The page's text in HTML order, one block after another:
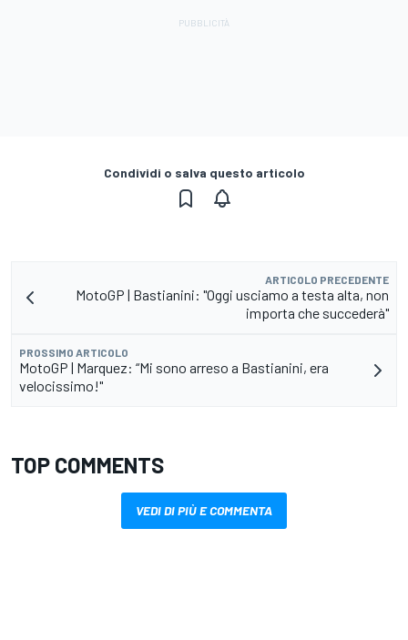
Condividi o salva questo articolo
ARTICOLO PRECEDENTE
MotoGP | Bastianini: "Oggi usciamo a testa alta, non
importa che succederà"
PROSSIMO ARTICOLO
MotoGP | Marquez: “Mi sono arreso a Bastianini, era
velocissimo!"
TOP COMMENTS
VEDI DI PIÙ E COMMENTA